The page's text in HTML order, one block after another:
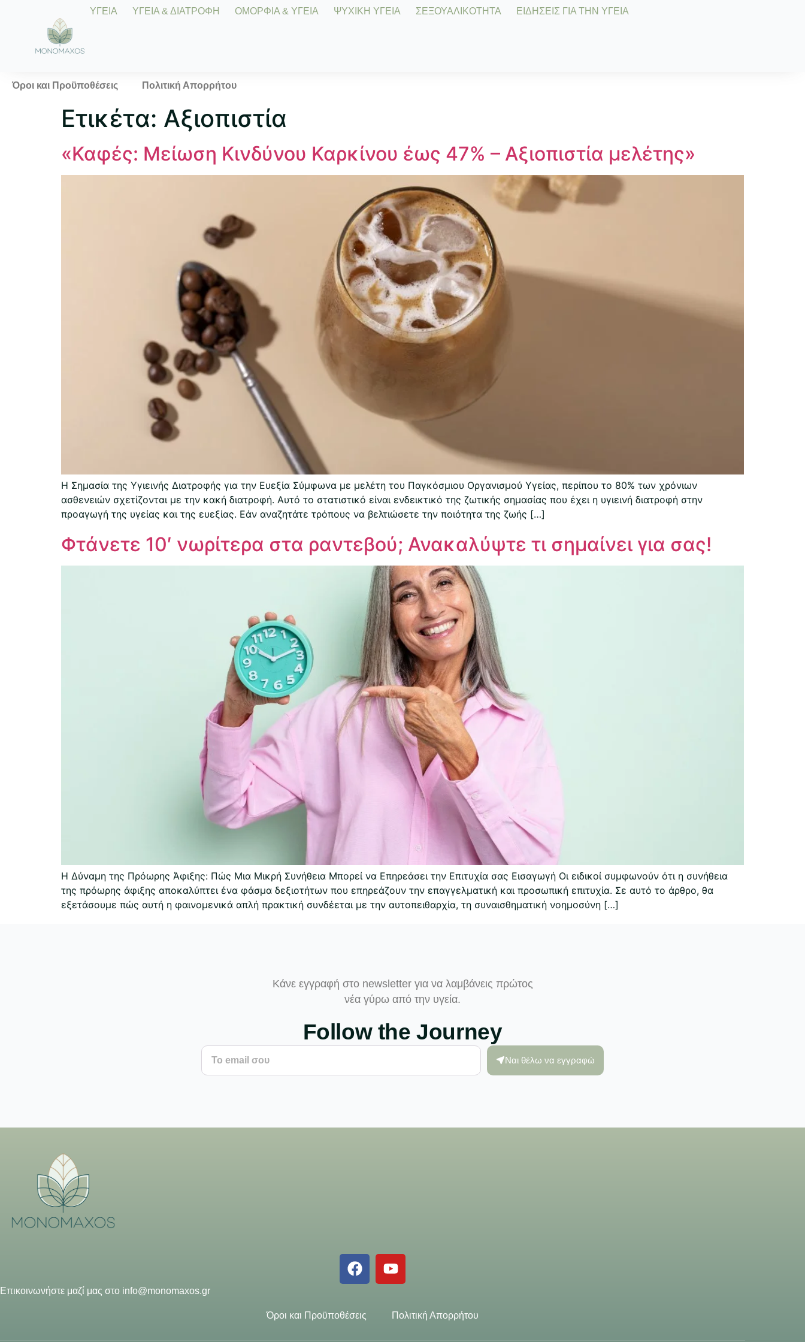
ΥΓΕΙΑ ΥΓΕΙΑ & ΔΙΑΤΡΟΦΗ ΟΜΟΡΦΙΑ & ΥΓΕΙΑ ΨΥΧΙΚΗ ΥΓΕΙΑ ΣΕΞΟΥΑΛΙΚΟΤΗΤΑ ΕΙΔΗΣΕΙΣ ΓΙΑ ΤΗΝ ΥΓΕΙΑ
Όροι και Προϋποθέσεις Πολιτική Απορρήτου
Ετικέτα: Αξιοπιστία
«Καφές: Μείωση Κινδύνου Καρκίνου έως 47% – Αξιοπιστία μελέτης»
Η Σημασία της Υγιεινής Διατροφής για την Ευεξία Σύμφωνα με μελέτη του Παγκόσμιου Οργανισμού Υγείας, περίπου το 80% των χρόνιων
ασθενειών σχετίζονται με την κακή διατροφή. Αυτό το στατιστικό είναι ενδεικτικό της ζωτικής σημασίας που έχει η υγιεινή διατροφή στην
προαγωγή της υγείας και της ευεξίας. Εάν αναζητάτε τρόπους να βελτιώσετε την ποιότητα της ζωής […]
Φτάνετε 10′ νωρίτερα στα ραντεβού; Ανακαλύψτε τι σημαίνει για σας!
Η Δύναμη της Πρόωρης Άφιξης: Πώς Μια Μικρή Συνήθεια Μπορεί να Επηρεάσει την Επιτυχία σας Εισαγωγή Οι ειδικοί συμφωνούν ότι η συνήθεια
της πρόωρης άφιξης αποκαλύπτει ένα φάσμα δεξιοτήτων που επηρεάζουν την επαγγελματική και προσωπική επιτυχία. Σε αυτό το άρθρο, θα
εξετάσουμε πώς αυτή η φαινομενικά απλή πρακτική συνδέεται με την αυτοπειθαρχία, τη συναισθηματική νοημοσύνη […]
Κάνε εγγραφή στο newsletter για να λαμβάνεις πρώτος
νέα γύρω από την υγεία.
Follow the Journey
Ναι θέλω να εγγραφώ
Επικοινωνήστε μαζί μας στο info@monomaxos.gr
Όροι και Προϋποθέσεις Πολιτική Απορρήτου